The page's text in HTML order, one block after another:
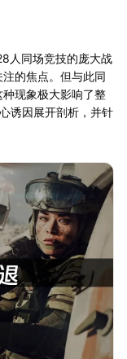
人同场竞技的庞大战
的焦点。但与此同
现象极大影响了整
诱因展开剖析，并针